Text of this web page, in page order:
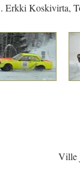
Erkki Koskivirta,
Ville